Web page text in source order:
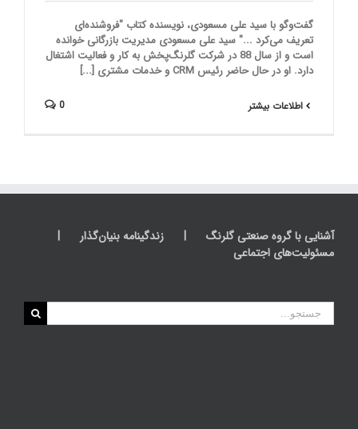
گفت‌وگو با سید علی مسعودی، نویسنده کتاب "فروشنده‌ای
تعریف می‌کرد ..." سید علی مسعودی مدیریت بازرگانی خوانده
است و از سال 88 در شرکت گلرنگ‌پخش به کار و فعالیت اشتغال
دارد. او در حال حاضر رئیس CRM و خدمات مشتری [...]
اطلاعات بیشتر 0
آشنایی با گروه صنعتی گلرنگ
زندگینامه بنیان‌گذار
مسئولیت‌های اجتماعی
جستجو
برای: